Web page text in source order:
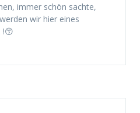
immer schön sachte,
wir hier eines